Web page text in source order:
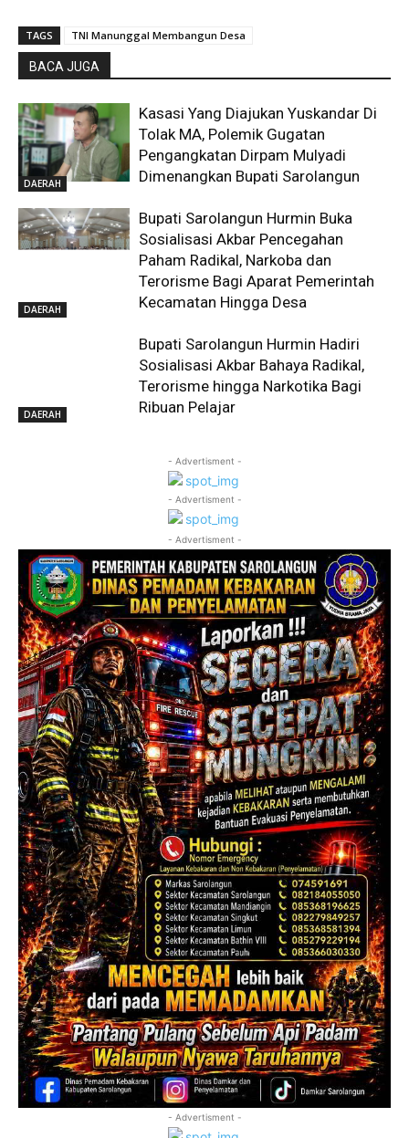
TAGS TNI Manunggal Membangun Desa
BACA JUGA
DAERAH
Kasasi Yang Diajukan Yuskandar Di
Tolak MA, Polemik Gugatan
Pengangkatan Dirpam Mulyadi
Dimenangkan Bupati Sarolangun
DAERAH
Bupati Sarolangun Hurmin Buka
Sosialisasi Akbar Pencegahan
Paham Radikal, Narkoba dan
Terorisme Bagi Aparat Pemerintah
Kecamatan Hingga Desa
DAERAH
Bupati Sarolangun Hurmin Hadiri
Sosialisasi Akbar Bahaya Radikal,
Terorisme hingga Narkotika Bagi
Ribuan Pelajar
- Advertisment -
- Advertisment -
- Advertisment -
- Advertisment -